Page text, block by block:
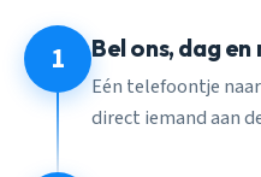
1 Bel ons, dag en
Eén telefoontje
direct iemand aan